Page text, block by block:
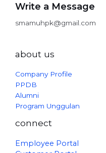
Write a Message
smamuhpk@gmail.com
about us
Company Profile
PPDB
Alumni
Program Unggulan
connect
Employee Portal